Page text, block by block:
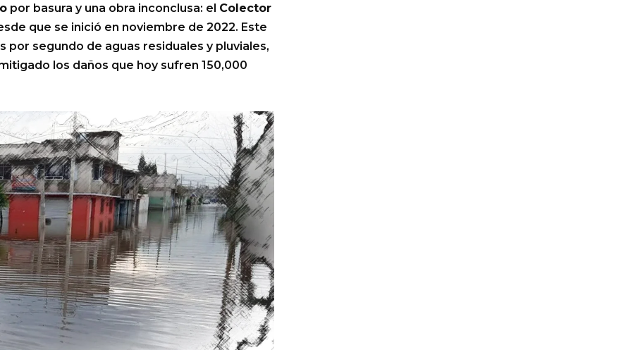
por basura y una obra inconclusa: el Colector
que se inició en noviembre de 2022. Este
segundo de aguas residuales y pluviales,
los daños que hoy sufren 150,000